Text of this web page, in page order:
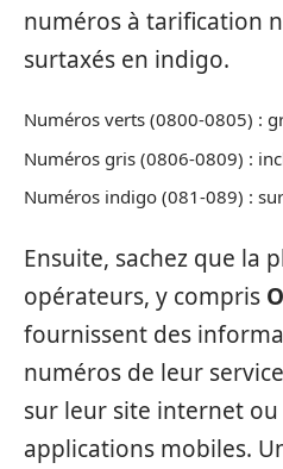
numéros à tarification
surtaxés en indigo.
Numéros verts (0800-0805) :
Numéros gris (0806-0809) :
Numéros indigo (081-089) :
Ensuite, sachez que la
opérateurs, y compris
fournissent des
numéros de leur
sur leur site internet
applications mobiles.